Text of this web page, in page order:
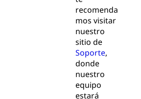
recomenda
mos visitar
nuestro
sitio de
Soporte,
donde
nuestro
equipo
estará